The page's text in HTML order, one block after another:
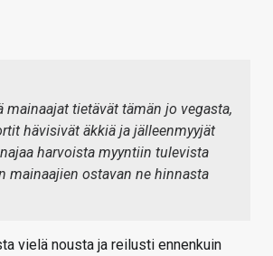
mainaajat tietävät tämän jo vegasta,
hävisivät äkkiä ja jälleenmyyjät
harvoista myyntiin tulevista
mainaajien ostavan ne hinnasta
vielä nousta ja reilusti ennenkuin